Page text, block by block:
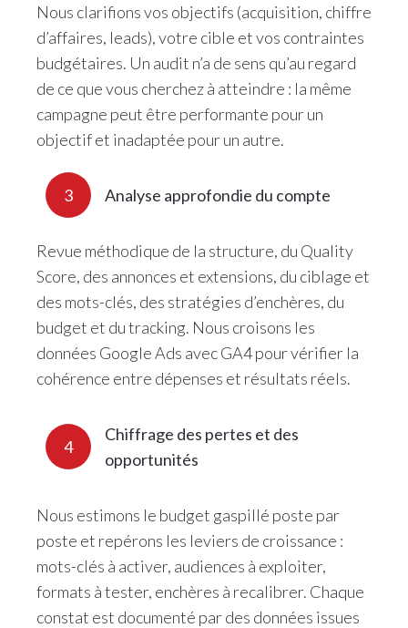
Nous clarifions vos objectifs (acquisition, chiffre
d’affaires, leads), votre cible et vos contraintes
budgétaires. Un audit n’a de sens qu’au regard
de ce que vous cherchez à atteindre : la même
campagne peut être performante pour un
objectif et inadaptée pour un autre.
3 Analyse approfondie du compte
Revue méthodique de la structure, du Quality
Score, des annonces et extensions, du ciblage et
des mots-clés, des stratégies d’enchères, du
budget et du tracking. Nous croisons les
données Google Ads avec GA4 pour vérifier la
cohérence entre dépenses et résultats réels.
4
Chiffrage des pertes et des
opportunités
Nous estimons le budget gaspillé poste par
poste et repérons les leviers de croissance :
mots-clés à activer, audiences à exploiter,
formats à tester, enchères à recalibrer. Chaque
constat est documenté par des données issues